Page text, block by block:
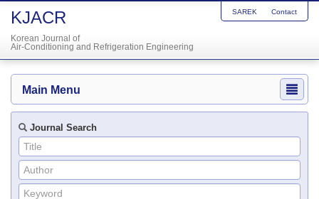
KJACR
Korean Journal of
Air-Conditioning and Refrigeration Engineering
SAREK Contact
Main Menu
Journal Search